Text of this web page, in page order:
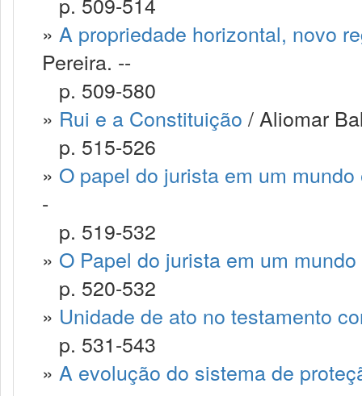
» A propriedade horizontal, novo
Pereira. --
p. 509-580
» Rui e a Constituição / Aliomar
p. 515-526
» O papel do jurista em um
-
p. 519-532
» O Papel do jurista em um
p. 520-532
» Unidade de ato no testamento
p. 531-543
» A evolução do sistema de